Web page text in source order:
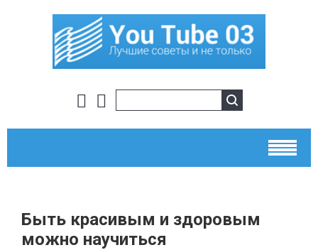
Быть красивым и здоровым
можно научиться